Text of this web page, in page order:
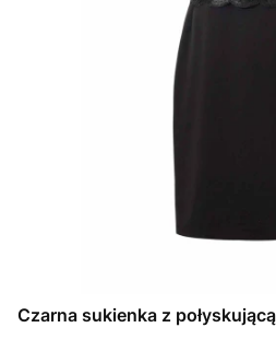
Czarna sukienka z